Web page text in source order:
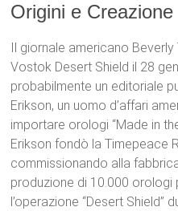
Origini e Creazione
Il giornale americano
Vostok Desert Shield il 28
probabilmente un editoriale
Erikson, un uomo d’affari
importare orologi “Made in
Erikson fondò la Timepeace
commissionando alla
produzione di 10.000 orologi
l’operazione “Desert Shield”